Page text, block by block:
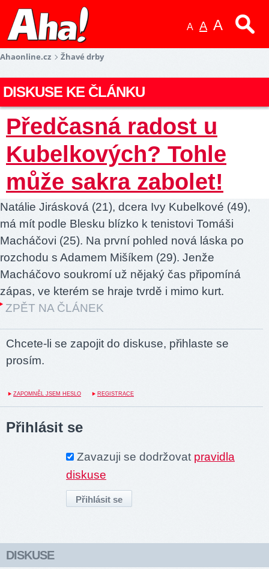
A A A
Ahaonline.cz Žhavé drby
DISKUSE KE ČLÁNKU
Předčasná radost u
Kubelkových? Tohle
může sakra zabolet!
Natálie Jirásková (21), dcera Ivy Kubelkové (49),
má mít podle Blesku blízko k tenistovi Tomáši
Macháčovi (25). Na první pohled nová láska po
rozchodu s Adamem Mišíkem (29). Jenže
Macháčovo soukromí už nějaký čas připomíná
zápas, ve kterém se hraje tvrdě i mimo kurt.
ZPĚT NA ČLÁNEK
Chcete-li se zapojit do diskuse, přihlaste se
prosím.
ZAPOMNĚL JSEM HESLO REGISTRACE
Přihlásit se
Zavazuji se dodržovat pravidla
diskuse
DISKUSE